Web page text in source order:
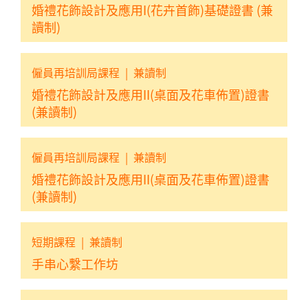
婚禮花飾設計及應用I(花卉首飾)基礎證書 (兼
讀制)
僱員再培訓局課程 | 兼讀制
婚禮花飾設計及應用II(桌面及花車佈置)證書
(兼讀制)
僱員再培訓局課程 | 兼讀制
婚禮花飾設計及應用II(桌面及花車佈置)證書
(兼讀制)
短期課程 | 兼讀制
手串心繫工作坊